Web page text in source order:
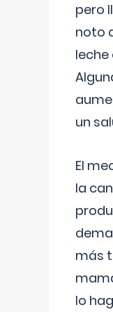
pero
noto
un
El
la
más
lo